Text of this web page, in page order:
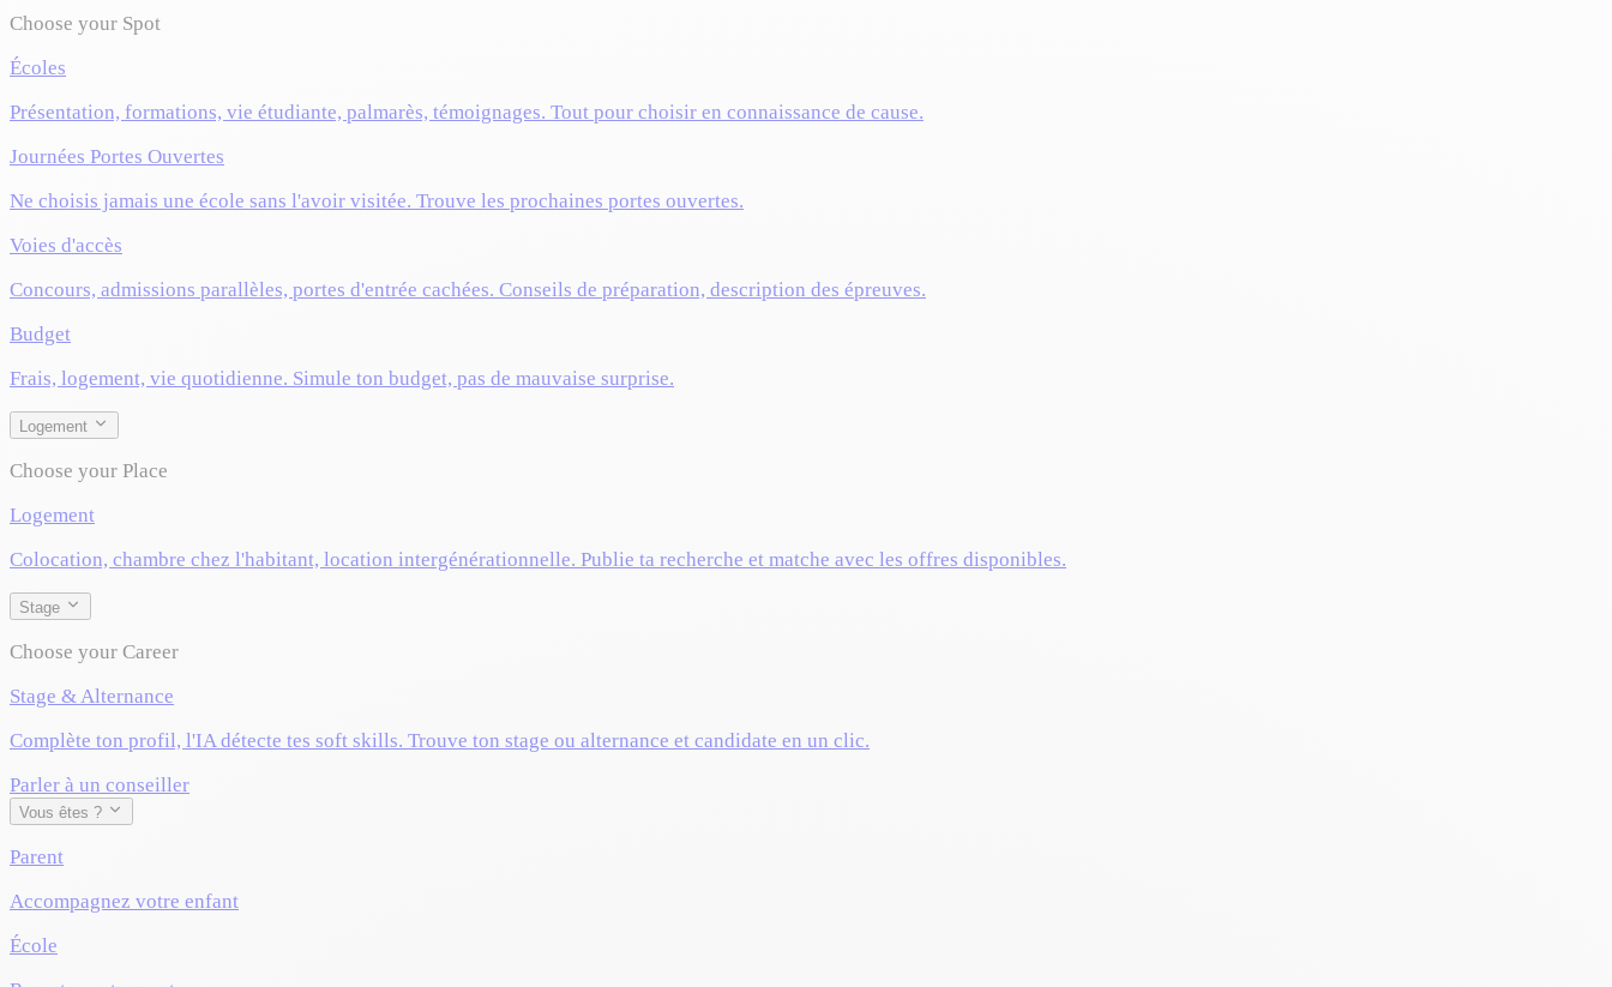
Choose your Spot
Écoles
Présentation, formations, vie étudiante, palmarès, témoignages. Tout pour choisir en connaissance de cause.
Journées Portes Ouvertes
Ne choisis jamais une école sans l'avoir visitée. Trouve les prochaines portes ouvertes.
Voies d'accès
Concours, admissions parallèles, portes d'entrée cachées. Conseils de préparation, description des épreuves.
Budget
Frais, logement, vie quotidienne. Simule ton budget, pas de mauvaise surprise.
Logement
Choose your Place
Logement
Colocation, chambre chez l'habitant, location intergénérationnelle. Publie ta recherche et matche avec les offres disponibles.
Stage
Choose your Career
Stage & Alternance
Complète ton profil, l'IA détecte tes soft skills. Trouve ton stage ou alternance et candidate en un clic.
Parler à un conseiller
Vous êtes ?
Parent
Accompagnez votre enfant
École